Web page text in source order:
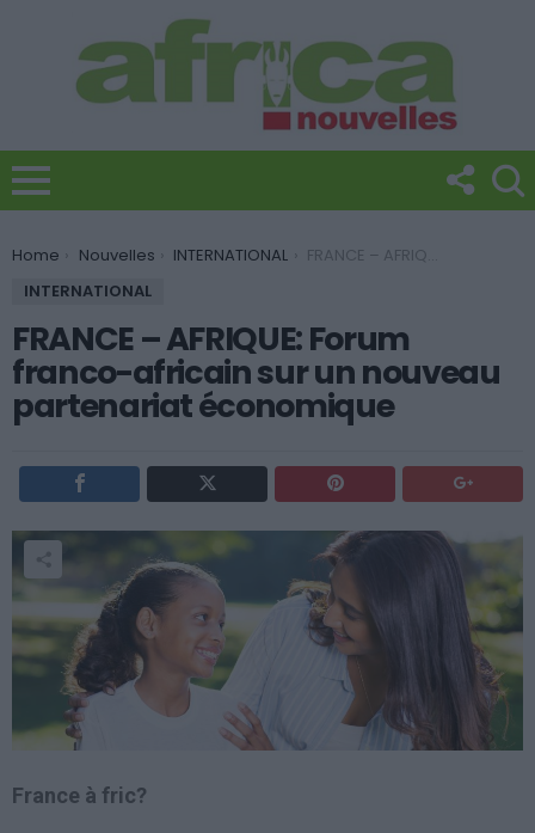
You are here:
Home Nouvelles INTERNATIONAL
FRANCE – AFRIQUE: Forum franco-africain sur un nouveau partenariat économique
INTERNATIONAL
FRANCE – AFRIQUE: Forum
franco-africain sur un nouveau
partenariat économique
France à fric?